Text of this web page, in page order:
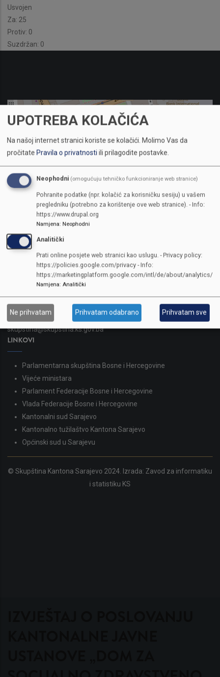
Usvojen
Za: 25
Protiv: 0
Suzdržan: 0
KONTAKTI
SKUPŠTINA
387 33 562-044
387 33 562-210
skupstina@skupstina.ks.gov.ba
LINKOVI
Parlamentarna skupština Bosne i Hercegovine
Vijeće ministara
Parlament Federacije Bosne i Hercegovine
Vlada Federacije Bosne i Hercegovine
Kantonalni sud Sarajevo
Kantonalno tužilaštvo Kantona Sarajevo
Općinski sud u Sarajevu
© Skupština Kantona Sarajevo 2024. Izrada: Zavod za informatiku
i statistiku KS
UPOTREBA KOLAČIĆA
Na našoj internet stranici koriste se kolačići. Molimo Vas da
pročitate Pravila o privatnostiili prilagodite postavke.
Neophodni (omogućuju tehničko funkcioniranje web stranice)
Pohranite podatke (npr. kolačić za korisničku sesiju) u vašem
pregledniku (potrebno za korištenje ove web stranice). - Info:
https://www.drupal.org
Namjena: Neophodni
Analitički
Prati online posjete web stranici kao uslugu. - Privacy policy:
https://policies.google.com/privacy - Info:
https://marketingplatform.google.com/intl/de/about/analytics/
Namjena: Analitički
Ne prihvatam Prihvatam odabrano Prihvatam sve